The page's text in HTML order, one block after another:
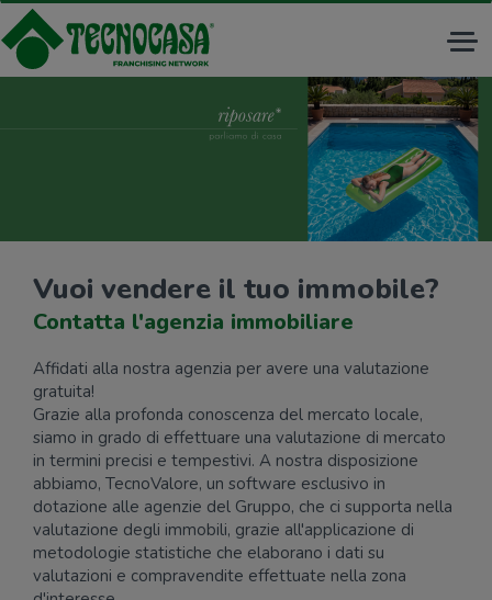
Vuoi vendere il tuo immobile?
Contatta l'agenzia immobiliare
Affidati alla nostra agenzia per avere una valutazione
gratuita!
Grazie alla profonda conoscenza del mercato locale,
siamo in grado di effettuare una valutazione di mercato
in termini precisi e tempestivi. A nostra disposizione
abbiamo, TecnoValore, un software esclusivo in
dotazione alle agenzie del Gruppo, che ci supporta nella
valutazione degli immobili, grazie all'applicazione di
metodologie statistiche che elaborano i dati su
valutazioni e compravendite effettuate nella zona